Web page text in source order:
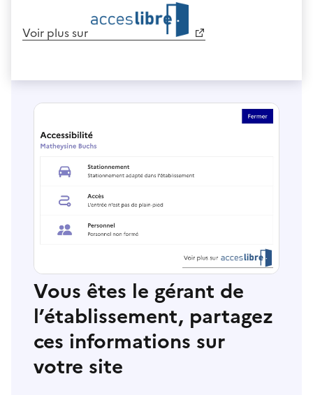
Voir plus sur
Vous êtes le gérant de
l’établissement, partagez
ces informations sur
votre site